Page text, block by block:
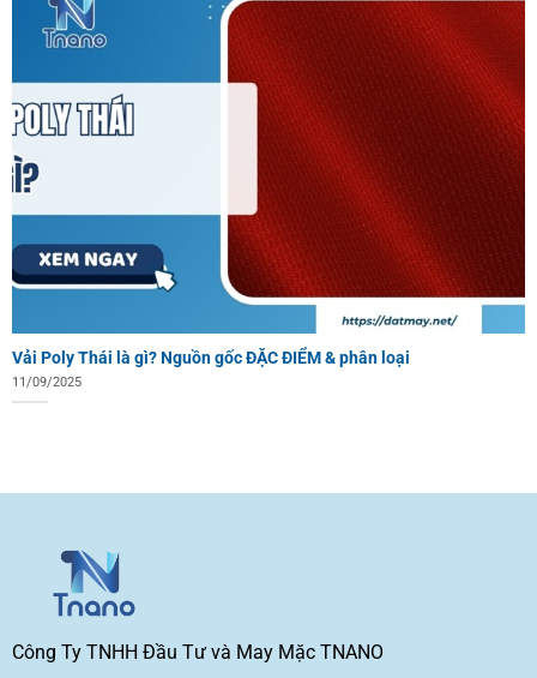
Vải Poly Thái là gì? Nguồn gốc ĐẶC ĐIỂM & phân loại
11/09/2025
Công Ty TNHH Đầu Tư và May Mặc TNANO